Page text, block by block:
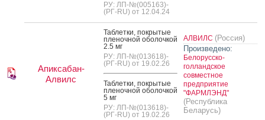
РУ: ЛП-№(005163)-
(РГ-RU) от 12.04.24
Апиксабан-
Алвилс
Таб­летки, пок­ры­тые
пле­ноч­ной обо­лоч­кой
2.5 мг
РУ: ЛП-№(013618)-
(РГ-RU) от 19.02.26
Таб­летки, пок­ры­тые
пле­ноч­ной обо­лоч­кой
5 мг
РУ: ЛП-№(013618)-
(РГ-RU) от 19.02.26
АЛВИЛС (Россия)
Произведено:
Белорусско-
голландское
совместное
предприятие
"ФАРМЛЭНД"
(Республика
Беларусь)